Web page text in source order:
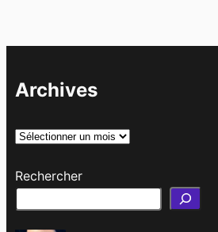
Archives
A
c
Rechercher